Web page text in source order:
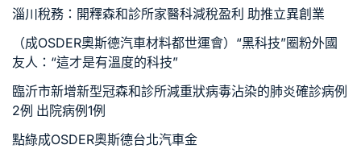
淄川稅務：開釋森和診所家醫科減稅盈利 助推立異創業
（成OSDER奧斯德汽車材料都世運會）“黑科技”圈粉外國
友人：“這才是有溫度的科技”
臨沂市新增新型冠森和診所減重狀病毒沾染的肺炎確診病例
2例 出院病例1例
點綠成OSDER奧斯德台北汽車金